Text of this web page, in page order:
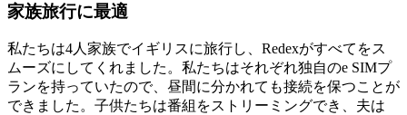
家族旅行に最適
私たちは4人家族でイギリスに旅行し、Redexがすべてをス
ムーズにしてくれました。私たちはそれぞれ独自のe SIMプ
ランを持っていたので、昼間に分かれても接続を保つことが
できました。子供たちは番組をストリーミングでき、夫は